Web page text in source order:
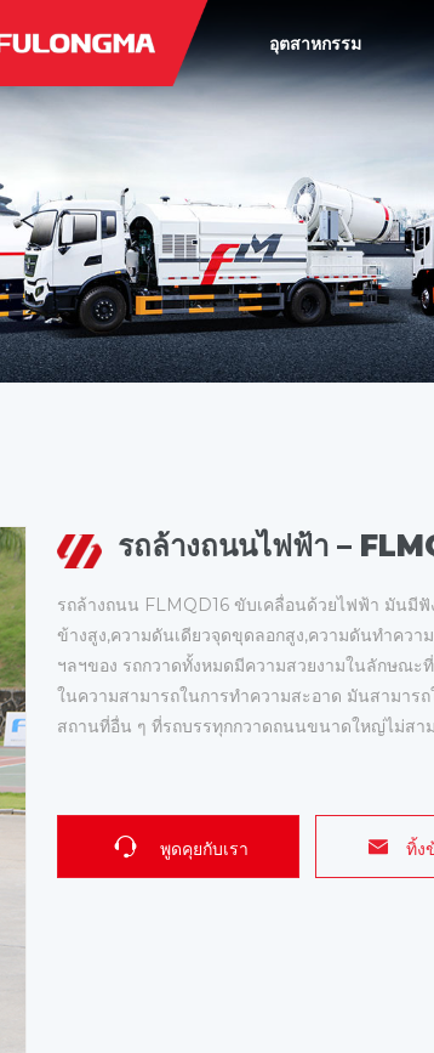
อุตสาหกรรม
รถล้างถนนไฟฟ้า –
รถล้างถนน FLMQD16 ขับเคลื่อนด้วยไฟฟ้า มันมี
ข้างสูง,ความดันเดียวจุดขุดลอกสูง,ความดันทําคว
ฯลฯของ รถกวาดทั้งหมดมีความสวยงามในลักษณ
ในความสามารถในการทําความสะอาด มันสามาร
สถานที่อื่น ๆ ที่รถบรรทุกกวาดถนนขนาดใหญ่ไม่สา
พูดคุยกับเรา ทิ้ง